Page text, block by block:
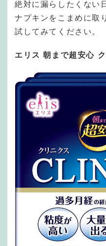
絶対に漏らしたくない
ナプキンをこまめに取
試してみてください。
エリス 朝まで超安心